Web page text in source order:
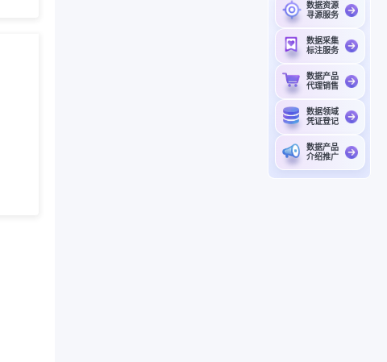
数据资源
寻源服务
数据采集
标注服务
数据产品
代理销售
数据领域
凭证登记
数据产品
介绍推广